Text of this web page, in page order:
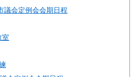
議会定例会会期日程
室